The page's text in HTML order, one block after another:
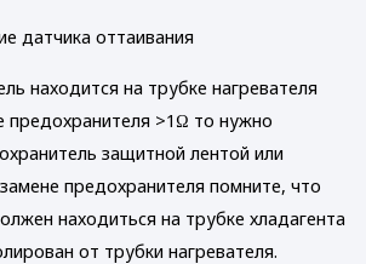
датчика оттаивания
находится на трубке нагревателя
предохранителя >1Ω то нужно
защитной лентой или
предохранителя помните, что
находиться на трубке хладагента
от трубки нагревателя.